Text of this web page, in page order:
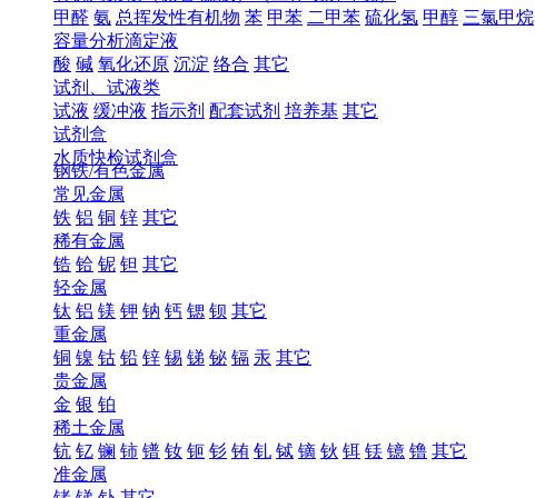
甲醛 氨 总挥发性有机物 苯 甲苯 二甲苯 硫化氢 甲醇 三氯甲烷
容量分析滴定液
酸 碱 氧化还原 沉淀 络合 其它
试剂、试液类
试液 缓冲液 指示剂 配套试剂 培养基 其它
试剂盒
水质快检试剂盒
钢铁/有色金属
常见金属
铁 铝 铜 锌 其它
稀有金属
锆 铪 铌 钽 其它
轻金属
钛 铝 镁 钾 钠 钙 锶 钡 其它
重金属
铜 镍 钴 铅 锌 锡 锑 铋 镉 汞 其它
贵金属
金 银 铂
稀土金属
钪 钇 镧 铈 镨 钕 钷 钐 铕 钆 铽 镝 钬 铒 铥 镱 镥 其它
准金属